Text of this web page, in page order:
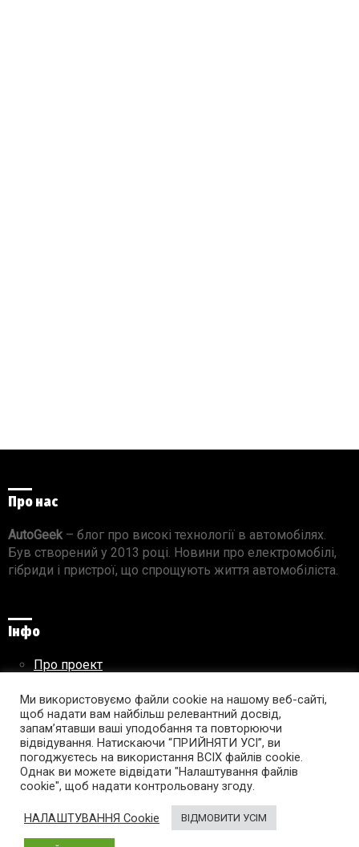
Про нас
AutoGeek– блог про високі технології в автомобілях.
Був створений у 2013 році. Новини про електромобілі,
гібриди і пристрої, що спрощують життя автомобіліста.
Інфо
Про проект
Правила використання матеріалів
Підпишись на AutoGeek!
facebooktwitter instagramyoutube tumblr linkedin
Ми використовуємо файли cookie на нашому веб-сайті,
щоб надати вам найбільш релевантний досвід,
запам’ятавши ваші уподобання та повторюючи
відвідування. Натискаючи “ПРИЙНЯТИ УСІ”, ви
погоджуєтесь на використання ВСІХ файлів cookie.
Однак ви можете відвідати "Налаштування файлів
cookie", щоб надати контрольовану згоду.
НАЛАШТУВАННЯ Cookie ВІДМОВИТИ УСІМ